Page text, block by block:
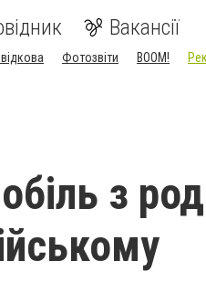
Вакансії
Фотозвіти BOOM!
з